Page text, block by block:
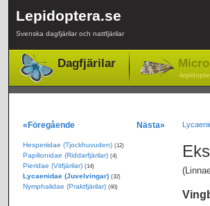
Lepidoptera.se
Svenska dagfjärilar och nattfjärilar
Dagfjärilar Micro
-
«Föregående Nästa»
Hesperiidae (Tjockhuvuden) (12)
Papilionidae (Riddarfjärilar) (4)
Pieridae (Vitfjärilar) (14)
Lycaenidae (Juvelvingar) (32)
Nymphalidae (Praktfjärilar) (60)